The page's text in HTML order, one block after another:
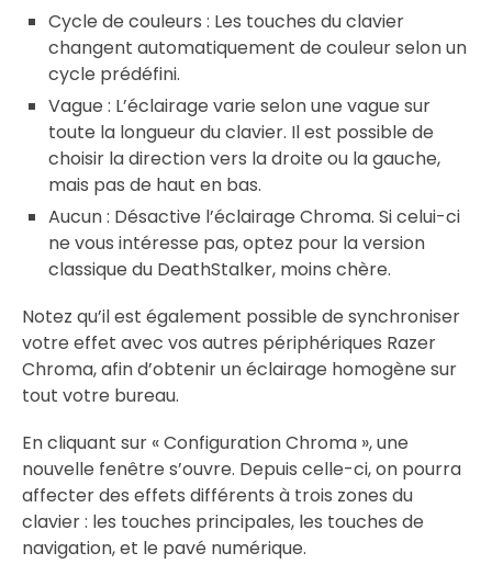
Cycle de couleurs : Les touches du clavier
changent automatiquement de couleur selon un
cycle prédéfini.
Vague : L’éclairage varie selon une vague sur
toute la longueur du clavier. Il est possible de
choisir la direction vers la droite ou la gauche,
mais pas de haut en bas.
Aucun : Désactive l’éclairage Chroma. Si celui-ci
ne vous intéresse pas, optez pour la version
classique du DeathStalker, moins chère.
Notez qu’il est également possible de synchroniser
votre effet avec vos autres périphériques Razer
Chroma, afin d’obtenir un éclairage homogène sur
tout votre bureau.
En cliquant sur « Configuration Chroma », une
nouvelle fenêtre s’ouvre. Depuis celle-ci, on pourra
affecter des effets différents à trois zones du
clavier : les touches principales, les touches de
navigation, et le pavé numérique.